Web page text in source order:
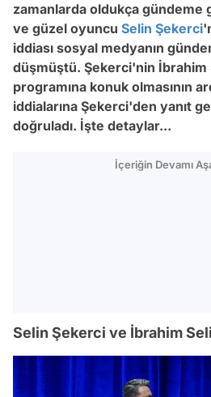
zamanlarda oldukça gündeme
ve güzel oyuncu Selin Şekerci
iddiası sosyal medyanın
düşmüştü. Şekerci'nin İbrahim
programına konuk olmasının
iddialarına Şekerci'den yanıt
doğruladı. İşte detaylar...
İçeriğin Devamı
Selin Şekerci ve İbrahim